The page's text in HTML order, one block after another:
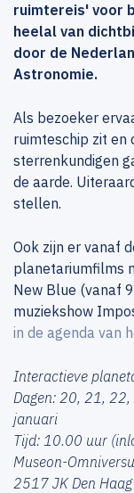
ruimtereis' voor
heelal van
door de
Astronomie.
Als bezoeker
ruimteschip zit en
sterrenkundigen
de aarde.
stellen.
Ook zijn er vanaf
planetariumfilms
New Blue (vanaf
muziekshow
in de agenda van
Interactieve
Dagen: 20, 21,
januari
Tijd: 10.00 uur
Museon-
2517 JK Den Haag